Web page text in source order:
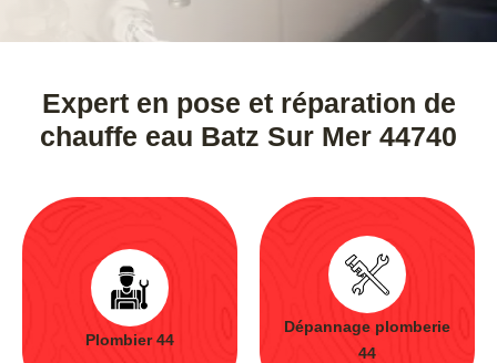
Expert en pose et réparation de
chauffe eau Batz Sur Mer 44740
Plombier 44
Dépannage plomberie
44